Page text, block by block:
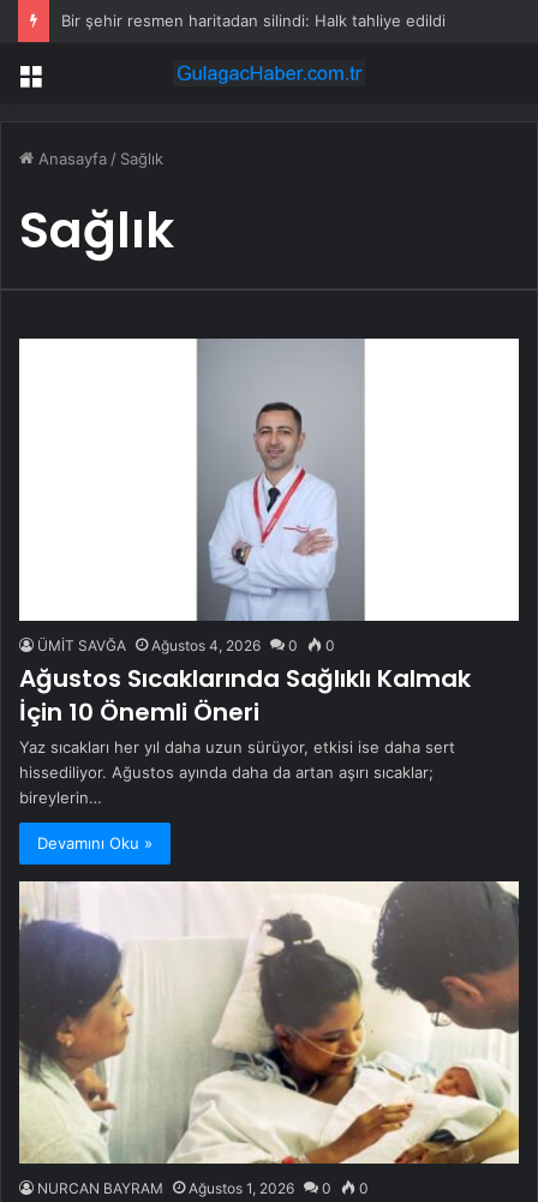
Bir şehir resmen haritadan silindi: Halk tahliye edildi
Menü
Anasayfa / Sağlık
Sağlık
ÜMİT SAVĞA Ağustos 4, 2026 0 0
Ağustos Sıcaklarında Sağlıklı Kalmak
İçin 10 Önemli Öneri
Yaz sıcakları her yıl daha uzun sürüyor, etkisi ise daha sert
hissediliyor. Ağustos ayında daha da artan aşırı sıcaklar;
bireylerin…
Devamını Oku »
NURCAN BAYRAM Ağustos 1, 2026 0 0